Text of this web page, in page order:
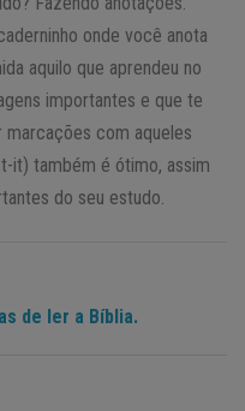
onde você anota
aquilo que aprendeu no
importantes e que te
com aqueles
it) também é ótimo, assim
do seu estudo.
de ler a Bíblia.